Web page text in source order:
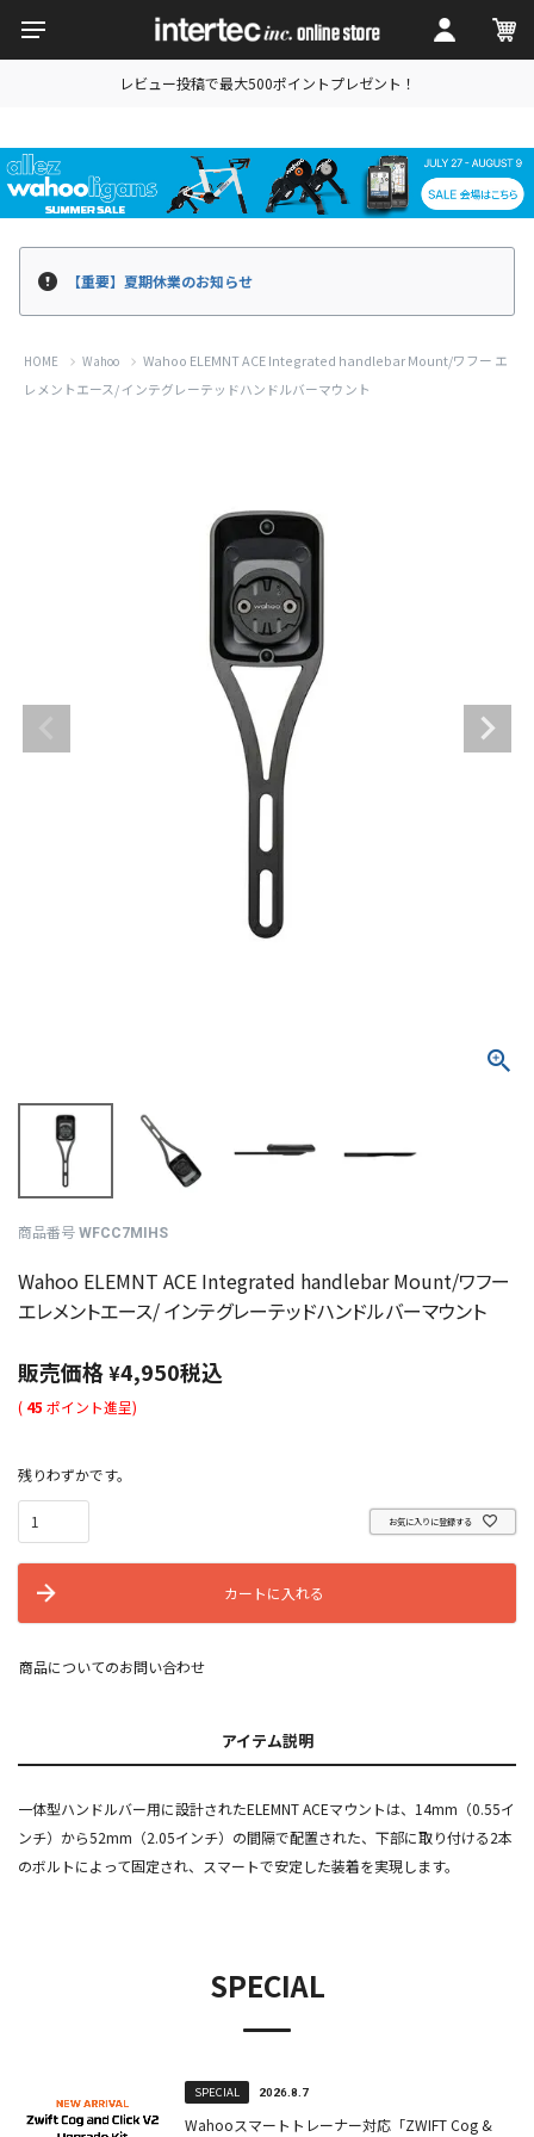
レビュー投稿で最大500ポイントプレゼント！
【重要】夏期休業のお知らせ
HOME Wahoo
Wahoo ELEMNT ACE Integrated handlebar Mount/ワフー エ
レメントエース/ インテグレーテッドハンドルバーマウント
商品番号 WFCC7MIHS
Wahoo ELEMNT ACE Integrated handlebar Mount/ワフー
エレメントエース/ インテグレーテッドハンドルバーマウント
販売価格¥4,950税込
( 45 ポイント進呈)
残りわずかです。
お気に入りに登録する
カートに入れる
商品についてのお問い合わせ
アイテム説明
一体型ハンドルバー用に設計されたELEMNT ACEマウントは、14mm（0.55イ
ンチ）から52mm（2.05インチ）の間隔で配置された、下部に取り付ける2本
のボルトによって固定され、スマートで安定した装着を実現します。
SPECIAL